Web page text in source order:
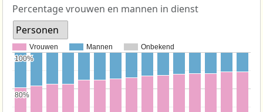
Percentage vrouwen en mannen in dienst
Personen
Vrouwen Mannen Onbekend
80%
80%
100%
100%